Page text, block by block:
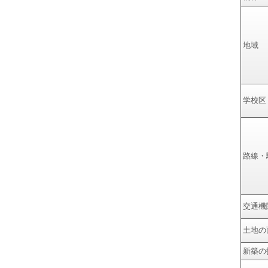
地域
学校区
路線・
交通機
土地の
新築